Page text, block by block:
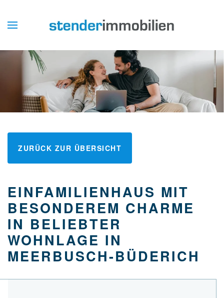
ZURÜCK ZUR ÜBERSICHT
EINFAMILIENHAUS MIT
BESONDEREM CHARME
IN BELIEBTER
WOHNLAGE IN
MEERBUSCH-BÜDERICH